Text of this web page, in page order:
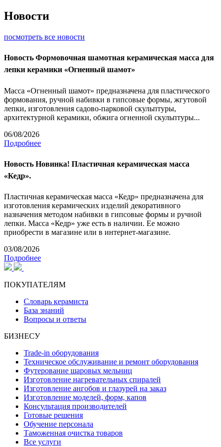
Новости
посмотреть все новости
Новость Формовочная шамотная керамическая масса для
лепки керамики «Огненный шамот»
Масса «Огненный шамот» предназначена для пластического
формования, ручной набивки в гипсовые формы, жгутовой
лепки, изготовления садово-парковой скульптуры,
архитектурной керамики, обжига огненной скульптуры...
06/08/2026
Подробнее
Новость Новинка! Пластичная керамическая масса
«Кедр».
Пластичная керамическая масса «Кедр» предназначена для
изготовления керамических изделий декоративного
назначения методом набивки в гипсовые формы и ручной
лепки. Масса «Кедр» уже есть в наличии. Ее можно
приобрести в магазине или в интернет-магазине.
03/08/2026
Подробнее
ПОКУПАТЕЛЯМ
Словарь керамиста
База знаний
Вопросы и ответы
БИЗНЕСУ
Trade-in оборудования
Техническое обслуживание и ремонт оборудования
Футерование шаровых мельниц
Изготовление нагревательных спиралей
Изготовление ангобов и глазурей на заказ
Изготовление моделей, форм, капов
Консультация производителей
Готовые решения
Обучение персонала
Таможенная очистка товаров
Все услуги